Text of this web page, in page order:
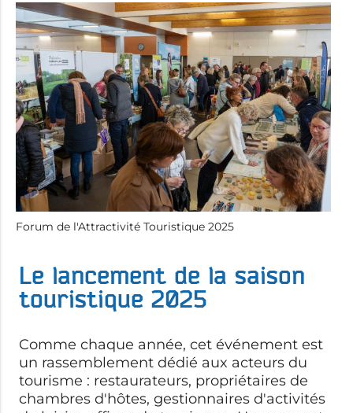
Forum de l'Attractivité Touristique 2025
Le lancement de la saison
touristique 2025
Comme chaque année, cet événement est
un rassemblement dédié aux acteurs du
tourisme : restaurateurs, propriétaires de
chambres d'hôtes, gestionnaires d'activités